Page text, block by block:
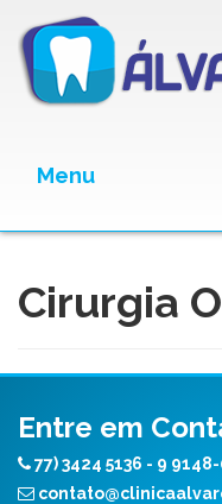
Menu
Cirurgia
Entre em
77) 3424 5136 - 9